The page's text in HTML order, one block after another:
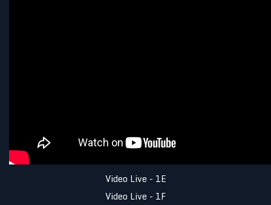
Video Live - 1E
Video Live - 1F